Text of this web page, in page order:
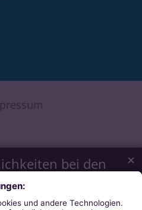
bei den
Datenschutz
Webseiten-Erlebnis bieten.
✕